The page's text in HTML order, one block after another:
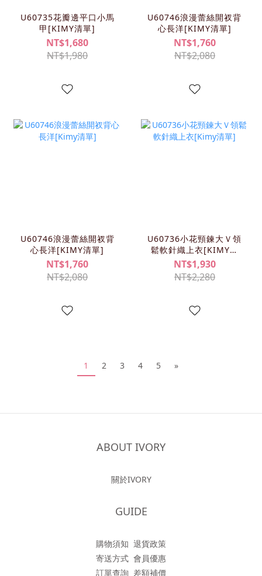
U60735花瓣邊平口小馬
甲[KIMY清單]
NT$1,680
NT$1,980
U60746浪漫蕾絲開衩背
心長洋[KIMY清單]
NT$1,760
NT$2,080
U60746浪漫蕾絲開衩背
心長洋[KIMY清單]
NT$1,760
NT$2,080
U60736小花頸鍊大Ｖ領
鬆軟針織上衣[KIMY清
單]
NT$1,930
NT$2,280
1 2 3 4 5 »
ABOUT IVORY
關於IVORY
GUIDE
購物須知 退貨政策
寄送方式 會員優惠
訂單查詢 差額補價